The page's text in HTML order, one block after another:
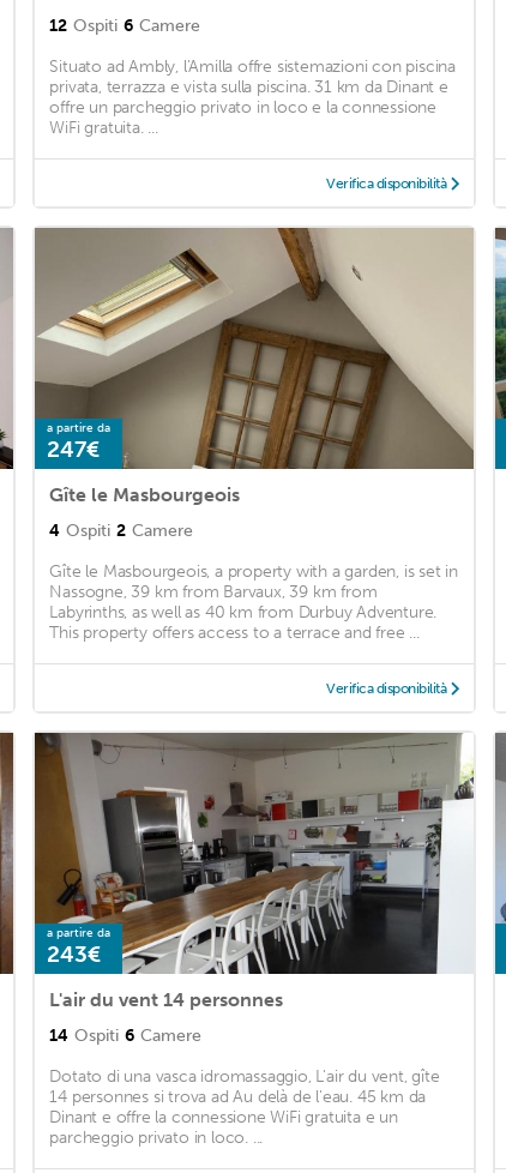
12 Ospiti 6 Camere
Situato ad Ambly, l'Amilla offre sistemazioni con piscina
privata, terrazza e vista sulla piscina. 31 km da Dinant e
offre un parcheggio privato in loco e la connessione
WiFi gratuita. ...
Verifica disponibilità
a partire da
247€
Gîte le Masbourgeois
4 Ospiti 2 Camere
Gîte le Masbourgeois, a property with a garden, is set in
Nassogne, 39 km from Barvaux, 39 km from
Labyrinths, as well as 40 km from Durbuy Adventure.
This property offers access to a terrace and free ...
Verifica disponibilità
a partire da
243€
L'air du vent 14 personnes
14 Ospiti 6 Camere
Dotato di una vasca idromassaggio, L'air du vent, gîte
14 personnes si trova ad Au delà de l'eau. 45 km da
Dinant e offre la connessione WiFi gratuita e un
parcheggio privato in loco. ...